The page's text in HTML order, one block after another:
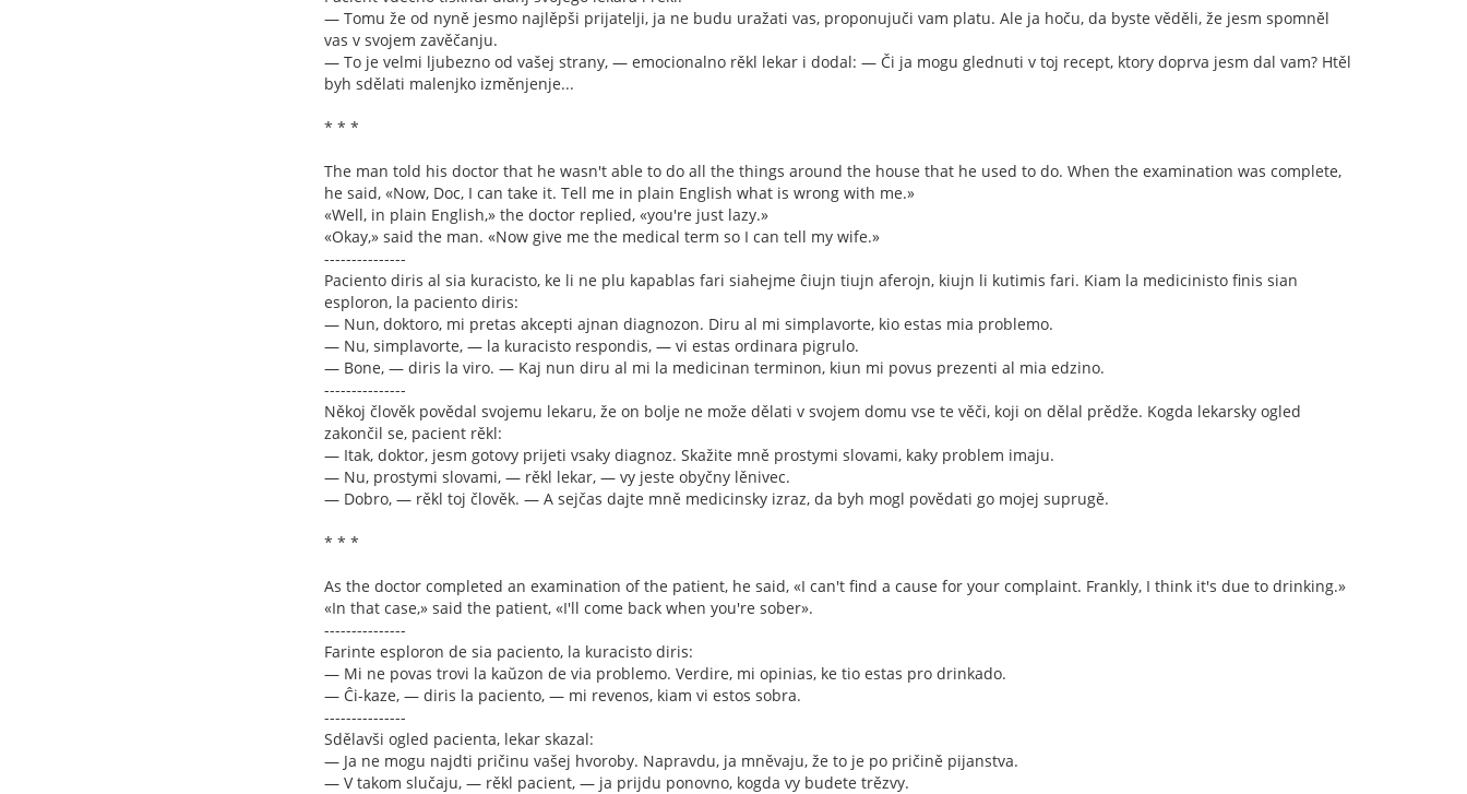
— Tomu že od nyně jesmo najlěpši prijatelji, ja ne budu uražati vas, proponujuči vam platu. Ale ja hoču, da byste věděli, že jesm spomněl
vas v svojem zavěčanju.
— To je velmi ljubezno od vašej strany, — emocionalno rěkl lekar i dodal: — Či ja mogu glednuti v toj recept, ktory doprva jesm dal vam? Htěl
byh sdělati malenjko izměnjenje...
* * *
The man told his doctor that he wasn't able to do all the things around the house that he used to do. When the examination was complete,
he said, «Now, Doc, I can take it. Tell me in plain English what is wrong with me.»
«Well, in plain English,» the doctor replied, «you're just lazy.»
«Okay,» said the man. «Now give me the medical term so I can tell my wife.»
---------------
Paciento diris al sia kuracisto, ke li ne plu kapablas fari siahejme ĉiujn tiujn aferojn, kiujn li kutimis fari. Kiam la medicinisto finis sian
esploron, la paciento diris:
— Nun, doktoro, mi pretas akcepti ajnan diagnozon. Diru al mi simplavorte, kio estas mia problemo.
— Nu, simplavorte, — la kuracisto respondis, — vi estas ordinara pigrulo.
— Bone, — diris la viro. — Kaj nun diru al mi la medicinan terminon, kiun mi povus prezenti al mia edzino.
---------------
Někoj člověk povědal svojemu lekaru, že on bolje ne može dělati v svojem domu vse te věči, koji on dělal prědže. Kogda lekarsky ogled
zakončil se, pacient rěkl:
— Itak, doktor, jesm gotovy prijeti vsaky diagnoz. Skažite mně prostymi slovami, kaky problem imaju.
— Nu, prostymi slovami, — rěkl lekar, — vy jeste obyčny lěnivec.
— Dobro, — rěkl toj člověk. — A sejčas dajte mně medicinsky izraz, da byh mogl povědati go mojej suprugě.
* * *
As the doctor completed an examination of the patient, he said, «I can't find a cause for your complaint. Frankly, I think it's due to drinking.»
«In that case,» said the patient, «I'll come back when you're sober».
---------------
Farinte esploron de sia paciento, la kuracisto diris:
— Mi ne povas trovi la kaŭzon de via problemo. Verdire, mi opinias, ke tio estas pro drinkado.
— Ĉi-kaze, — diris la paciento, — mi revenos, kiam vi estos sobra.
---------------
Sdělavši ogled pacienta, lekar skazal:
— Ja ne mogu najdti pričinu vašej hvoroby. Napravdu, ja mněvaju, že to je po pričině pijanstva.
— V takom slučaju, — rěkl pacient, — ja prijdu ponovno, kogda vy budete trězvy.